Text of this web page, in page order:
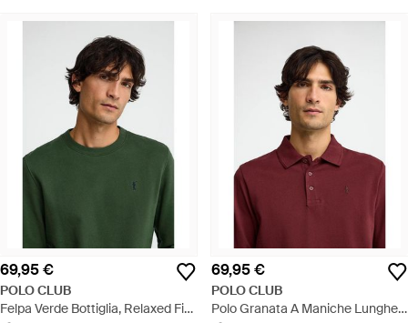
69,95 €
POLO CLUB
Felpa Verde Bottiglia, Relaxed Fit
69,95 €
POLO CLUB
Polo Granata A Maniche Lunghe